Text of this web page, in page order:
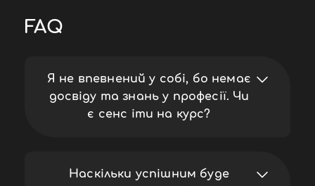
FAQ
Я не впевнений у собі, бо немає
досвіду та знань у професії. Чи
є сенс іти на курс?
розібратися у всіх темах і отримати свій
Наскільки успішним буде